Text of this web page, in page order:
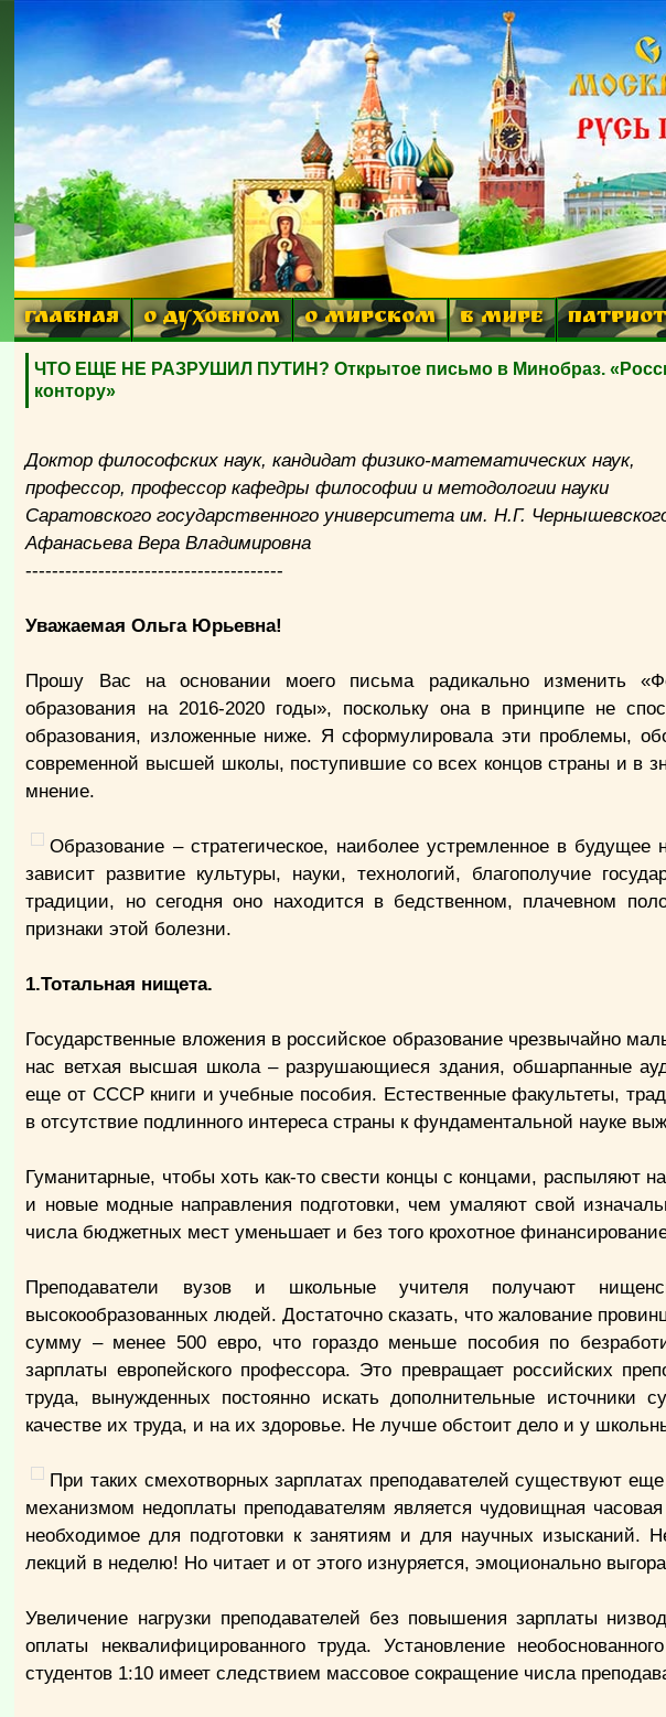
ГЛАВНАЯ О ДУХОВНОМ О МИРСКОМ В МИРЕ
ЧТО ЕЩЕ НЕ РАЗРУШИЛ ПУТИН? Открытое письмо в Минобраз.
контору»
Доктор философских наук, кандидат физико-математических наук,
профессор, профессор кафедры философии и методологии науки
Саратовского государственного университета им. Н.Г.
Афанасьева Вера Владимировна
---------------------------------------
Уважаемая Ольга Юрьевна!
Прошу Вас на основании моего письма радикально изменить
образования на 2016-2020 годы», поскольку она в принципе не
образования, изложенные ниже. Я сформулировала эти проблемы,
современной высшей школы, поступившие со всех концов страны и в
мнение.
Образование – стратегическое, наиболее устремленное в будущее
зависит развитие культуры, науки, технологий, благополучие
традиции, но сегодня оно находится в бедственном, плачевном
признаки этой болезни.
1.Тотальная нищета.
Государственные вложения в российское образование чрезвычайно
нас ветхая высшая школа – разрушающиеся здания, обшарпанные
еще от СССР книги и учебные пособия. Естественные факультеты,
в отсутствие подлинного интереса страны к фундаментальной науке
Гуманитарные, чтобы хоть как-то свести концы с концами, распыляют
и новые модные направления подготовки, чем умаляют свой
числа бюджетных мест уменьшает и без того крохотное
Преподаватели вузов и школьные учителя получают
высокообразованных людей. Достаточно сказать, что жалование
сумму – менее 500 евро, что гораздо меньше пособия по
зарплаты европейского профессора. Это превращает российских
труда, вынужденных постоянно искать дополнительные источники
качестве их труда, и на их здоровье. Не лучше обстоит дело и у
При таких смехотворных зарплатах преподавателей существуют
механизмом недоплаты преподавателям является чудовищная
необходимое для подготовки к занятиям и для научных изысканий.
лекций в неделю! Но читает и от этого изнуряется, эмоционально
Увеличение нагрузки преподавателей без повышения зарплаты
оплаты неквалифицированного труда. Установление
студентов 1:10 имеет следствием массовое сокращение числа